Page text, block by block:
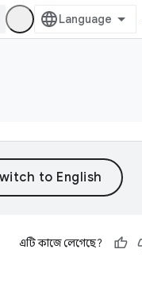
এটি কাজে লেগেছে?